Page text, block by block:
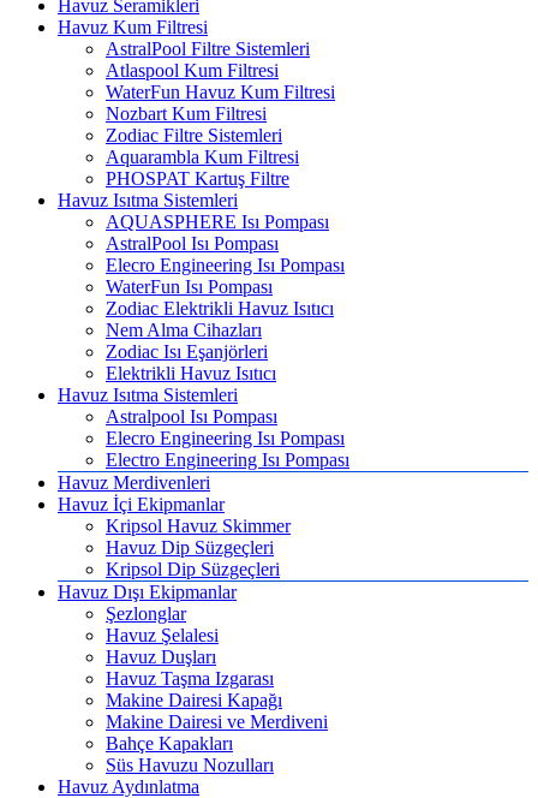
Havuz Seramikleri
Havuz Kum Filtresi
AstralPool Filtre Sistemleri
Atlaspool Kum Filtresi
WaterFun Havuz Kum Filtresi
Nozbart Kum Filtresi
Zodiac Filtre Sistemleri
Aquarambla Kum Filtresi
PHOSPAT Kartuş Filtre
Havuz Isıtma Sistemleri
AQUASPHERE Isı Pompası
AstralPool Isı Pompası
Elecro Engineering Isı Pompası
WaterFun Isı Pompası
Zodiac Elektrikli Havuz Isıtıcı
Nem Alma Cihazları
Zodiac Isı Eşanjörleri
Elektrikli Havuz Isıtıcı
Havuz Isıtma Sistemleri
Astralpool Isı Pompası
Elecro Engineering Isı Pompası
Electro Engineering Isı Pompası
Havuz Merdivenleri
Havuz İçi Ekipmanlar
Kripsol Havuz Skimmer
Havuz Dip Süzgeçleri
Kripsol Dip Süzgeçleri
Havuz Dışı Ekipmanlar
Şezlonglar
Havuz Şelalesi
Havuz Duşları
Havuz Taşma Izgarası
Makine Dairesi Kapağı
Makine Dairesi ve Merdiveni
Bahçe Kapakları
Süs Havuzu Nozulları
Havuz Aydınlatma